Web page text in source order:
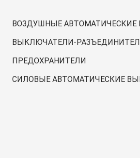
ВОЗДУШНЫЕ
ВЫКЛЮЧАТЕЛИ-
ПРЕДОХРАНИТЕЛИ
СИЛОВЫЕ АВТОМАТИЧЕСКИЕ